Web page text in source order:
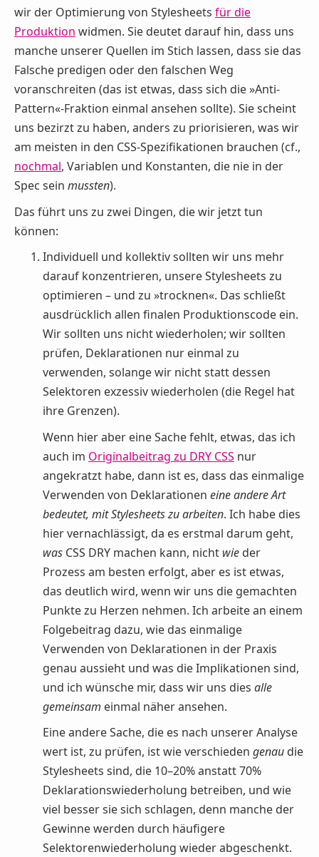
wir der Optimierung von Stylesheets für die
Produktion widmen. Sie deutet darauf hin, dass uns
manche unserer Quellen im Stich lassen, dass sie das
Falsche predigen oder den falschen Weg
voranschreiten (das ist etwas, dass sich die »Anti-
Pattern«-Fraktion einmal ansehen sollte). Sie scheint
uns bezirzt zu haben, anders zu priorisieren, was wir
am meisten in den CSS-Spezifikationen brauchen (cf.,
nochmal, Variablen und Konstanten, die nie in der
Spec sein mussten).
Das führt uns zu zwei Dingen, die wir jetzt tun
können:
Individuell und kollektiv sollten wir uns mehr
darauf konzentrieren, unsere Stylesheets zu
optimieren – und zu »trocknen«. Das schließt
ausdrücklich allen finalen Produktionscode ein.
Wir sollten uns nicht wiederholen; wir sollten
prüfen, Deklarationen nur einmal zu
verwenden, solange wir nicht statt dessen
Selektoren exzessiv wiederholen (die Regel hat
ihre Grenzen).
Wenn hier aber eine Sache fehlt, etwas, das ich
auch im Originalbeitrag zu DRY CSS nur
angekratzt habe, dann ist es, dass das einmalige
Verwenden von Deklarationen eine andere Art
bedeutet, mit Stylesheets zu arbeiten. Ich habe dies
hier vernachlässigt, da es erstmal darum geht,
was CSS DRY machen kann, nicht wie der
Prozess am besten erfolgt, aber es ist etwas,
das deutlich wird, wenn wir uns die gemachten
Punkte zu Herzen nehmen. Ich arbeite an einem
Folgebeitrag dazu, wie das einmalige
Verwenden von Deklarationen in der Praxis
genau aussieht und was die Implikationen sind,
und ich wünsche mir, dass wir uns dies alle
gemeinsam einmal näher ansehen.
Eine andere Sache, die es nach unserer Analyse
wert ist, zu prüfen, ist wie verschieden genau die
Stylesheets sind, die 10–20% anstatt 70%
Deklarationswiederholung betreiben, und wie
viel besser sie sich schlagen, denn manche der
Gewinne werden durch häufigere
Selektorenwiederholung wieder abgeschenkt.